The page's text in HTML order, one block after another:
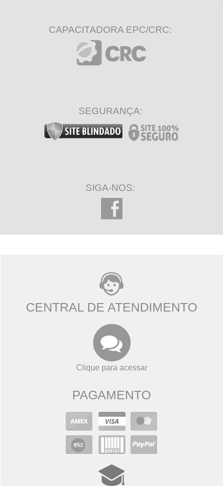
CAPACITADORA EPC/CRC:
SEGURANÇA:
SIGA-NOS:
CENTRAL DE ATENDIMENTO
Clique para acessar
PAGAMENTO